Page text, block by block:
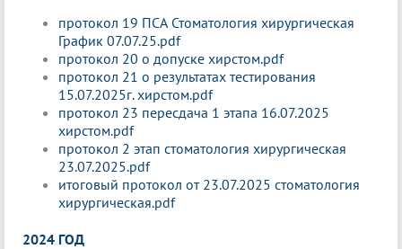
протокол 19 ПСА Стоматология хирургическая
График 07.07.25.pdf
протокол 20 о допуске хирстом.pdf
протокол 21 о результатах тестирования
15.07.2025г. хирстом.pdf
протокол 23 пересдача 1 этапа 16.07.2025
хирстом.pdf
протокол 2 этап стоматология хирургическая
23.07.2025.pdf
итоговый протокол от 23.07.2025 стоматология
хирургическая.pdf
2024 ГОД